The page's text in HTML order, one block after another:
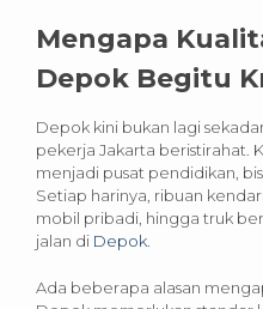
Mengapa
Depok Begitu
Depok kini bukan lagi
pekerja Jakarta beristirahat.
menjadi pusat pendidikan,
Setiap harinya, ribuan
mobil pribadi, hingga truk
jalan di Depok
Ada beberapa alasan